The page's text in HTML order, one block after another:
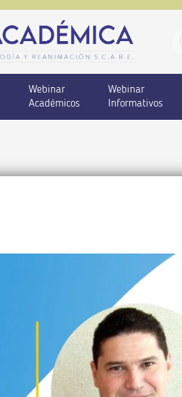
Webinar
Académicos
Webinar
Informativos